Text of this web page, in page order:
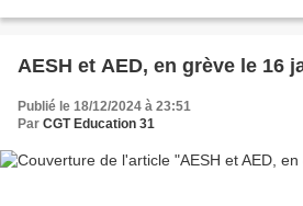
AESH et AED, en grève le 16
Publié le 18/12/2024 à 23:51
Par CGT Education 31